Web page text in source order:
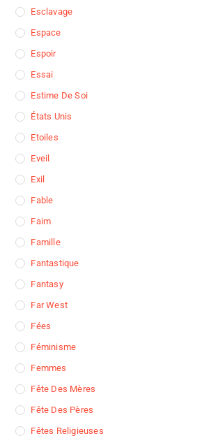
Esclavage
Espace
Espoir
Essai
Estime De Soi
États Unis
Etoiles
Eveil
Exil
Fable
Faim
Famille
Fantastique
Fantasy
Far West
Fées
Féminisme
Femmes
Fête Des Mères
Fête Des Pères
Fêtes Religieuses